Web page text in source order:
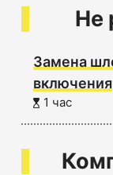
Не
Замена
включения
1 час